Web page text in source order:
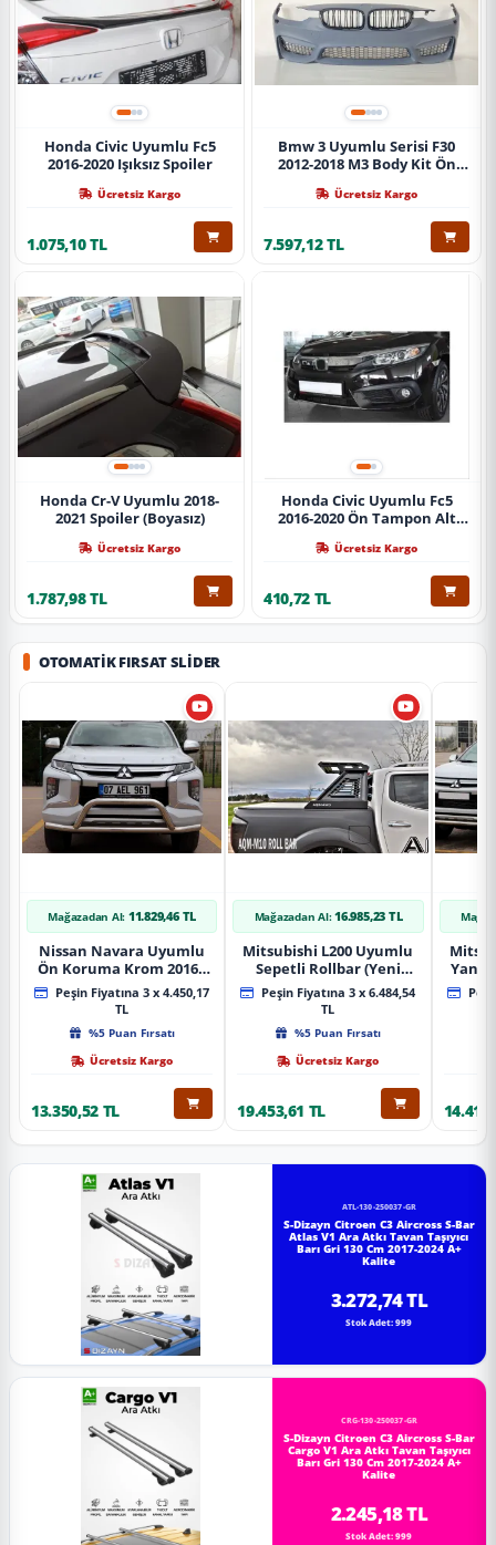
Honda Civic Uyumlu Fc5
2016-2020 Işıksız Spoiler
Ücretsiz Kargo
1.075,10 TL
Bmw 3 Uyumlu Serisi F30
2012-2018 M3 Body Kit Ön
Ücretsiz Kargo
7.597,12 TL
Honda Cr-V Uyumlu 2018-
2021 Spoiler (Boyasız)
Ücretsiz Kargo
1.787,98 TL
Honda Civic Uyumlu Fc5
2016-2020 Ön Tampon Alt
Ücretsiz Kargo
410,72 TL
OTOMATIK FIRSAT SLIDER
Mağazadan Al: 11.829,46 TL
Nissan Navara Uyumlu
Ön Koruma Krom 2016+
Pst14 Parça
Peşin Fiyatına 3 x 4.450,17
TL
%5 Puan Fırsatı
Ücretsiz Kargo
13.350,52 TL
Mağazadan Al: 16.985,23 TL
Mitsubishi L200 Uyumlu
Sepetli Rollbar (Yeni
Nesil Sepetli Roll Bar
Aqm-M10)
Peşin Fiyatına 3 x 6.484,54
TL
%5 Puan Fırsatı
Ücretsiz Kargo
19.453,61 TL
Yan
ATL-130-250037-GR
S-Dizayn Citroen C3 Aircross S-Bar
Atlas V1 Ara Atkı Tavan Taşıyıcı
Barı Gri 130 Cm 2017-2024 A+
Kalite
3.272,74 TL
Stok Adet: 999
CRG-130-250037-GR
S-Dizayn Citroen C3 Aircross S-Bar
Cargo V1 Ara Atkı Tavan Taşıyıcı
Barı Gri 130 Cm 2017-2024 A+
Kalite
2.245,18 TL
Stok Adet: 999